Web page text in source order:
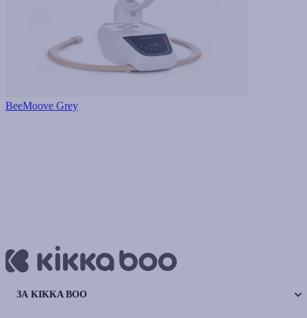
BeeMoove Grey
ЗА KIKKA BOO